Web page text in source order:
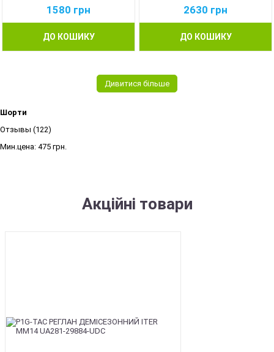
1580 грн
ДО КОШИКУ
2630 грн
ДО КОШИКУ
Дивитися більше
Шорти
Отзывы (122)
Мин.цена: 475 грн.
Акційні товари